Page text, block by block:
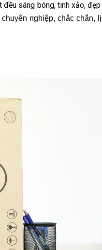
sáng bóng, tinh xảo,
nghiệp, chắc chắn,